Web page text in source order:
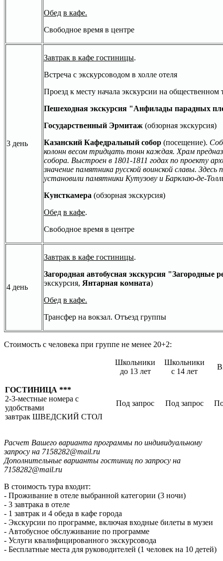
Обед в кафе.
Свободное время в центре
3 день
Завтрак в кафе гостиницы.
Встреча с экскурсоводом в холле отеля
Проезд к месту начала экскурсии на
Пешеходная экскурсия "Анфилады парадных
Государственный Эрмитаж (обзорная экскурсия)
Казанский Кафедральный собор (посещение).
колонн весом тридцать тонн каждая. Храм
собора. Выстроен в 1801-1811 годах по проекту
значение памятника русской воинской славы.
установили памятники Кутузову и Барклаю-де-
Кунсткамера (обзорная экскурсия)
Обед в кафе.
Свободное время в центре
4 день
Завтрак в кафе гостиницы.
Загородная автобусная экскурсия "Загородные
экскурсия, Янтарная комната)
Обед в кафе.
Трансфер на вокзал. Отъезд группы
Стоимость с человека при группе не менее 20+2:
Школьники
до 13 лет
Школьники
с 14 лет
ГОСТИНИЦА ***
2-3-местные номера с
удобствами
завтрак ШВЕДСКИЙ СТОЛ
Под запрос Под запрос
Расчет Вашего варианта программы по индивидуальному
запросу на 7158282@mail.ru
Дополнительные варианты гостиниц по запросу на
7158282@mail.ru
В стоимость тура входит:
- Проживание в отеле выбранной категории (3 ночи)
- 3 завтрака в отеле
- 1 завтрак и 4 обеда в кафе города
- Экскурсии по программе, включая входные билеты в музеи
- Автобусное обслуживание по программе
- Услуги квалифицированного экскурсовода
- Бесплатные места для руководителей (1 человек на 10 детей)